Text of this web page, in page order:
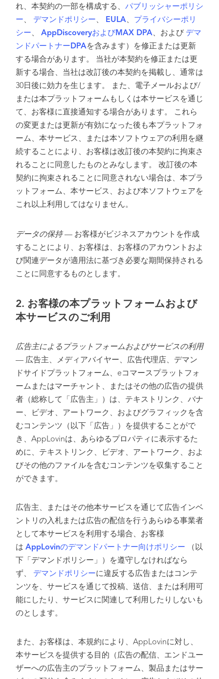
れ、本契約の一部を構成する、 パブリッシャーポリシ
ー、 デマンドポリシー、 EULA、 プライバシーポリ
シー、 AppDiscoveryおよびMAX DPA、および デマ
ンドパートナーDPAを含みます）を修正または更新
する場合があります。 当社が本契約を修正または更
新する場合、当社は改訂後の本契約を掲載し、通常は
30日後に効力を生じます。 また、電子メールおよび/
または本プラットフォームもしくは本サービスを通じ
て、お客様に直接通知する場合があります。 これら
の変更または更新が有効になった後も本プラットフォ
ーム、本サービス、または本ソフトウェアの利用を継
続することにより、お客様は改訂後の本契約に拘束さ
れることに同意したものとみなします。 改訂後の本
契約に拘束されることに同意されない場合は、本プラ
ットフォーム、本サービス、および本ソフトウェアを
これ以上利用してはなりません。
データの保持— お客様がビジネスアカウントを作成
することにより、お客様は、お客様のアカウントおよ
び関連データが適用法に基づき必要な期間保持される
ことに同意するものとします。
2. お客様の本プラットフォームおよび
本サービスのご利用
広告主によるプラットフォームおよびサービスの利用
— 広告主、メディアバイヤー、広告代理店、デマン
ドサイドプラットフォーム、eコマースプラットフォ
ームまたはマーチャント、またはその他の広告の提供
者（総称して「広告主」）は、テキストリンク、バナ
ー、ビデオ、アートワーク、およびグラフィックを含
むコンテンツ（以下「広告」）を提供することがで
き、AppLovinは、あらゆるプロパティに表示するた
めに、テキストリンク、ビデオ、アートワーク、およ
びその他のファイルを含むコンテンツを収集すること
ができます。
広告主、またはその他本サービスを通じて広告インベ
ントリの入札または広告の配信を行うあらゆる事業者
として本サービスを利用する場合、お客様
は AppLovinのデマンドパートナー向けポリシー （以
下「デマンドポリシー」）を遵守しなければなら
ず、 デマンドポリシーに違反する広告またはコンテ
ンツを、サービスを通じて投稿、送信、または利用可
能にしたり、サービスに関連して利用したりしないも
のとします。
また、お客様は、本規約により、AppLovinに対し、
本サービスを提供する目的（広告の配信、エンドユー
ザーへの広告主のプラットフォーム、製品またはサー